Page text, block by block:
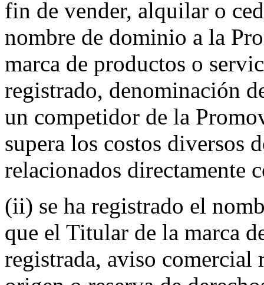
fin de vender, alquilar o
nombre de dominio a la
marca de productos o
registrado, denominación
un competidor de la
supera los costos diversos
relacionados directamente
(ii) se ha registrado el
que el Titular de la marca
registrada, aviso comercial